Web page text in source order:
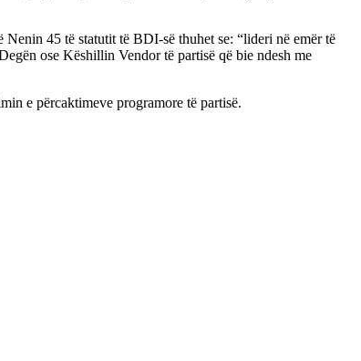
45 të statutit të BDI-së thuhet se: “lideri në emër të
ose Këshillin Vendor të partisë që bie ndesh me
e përcaktimeve programore të partisë.